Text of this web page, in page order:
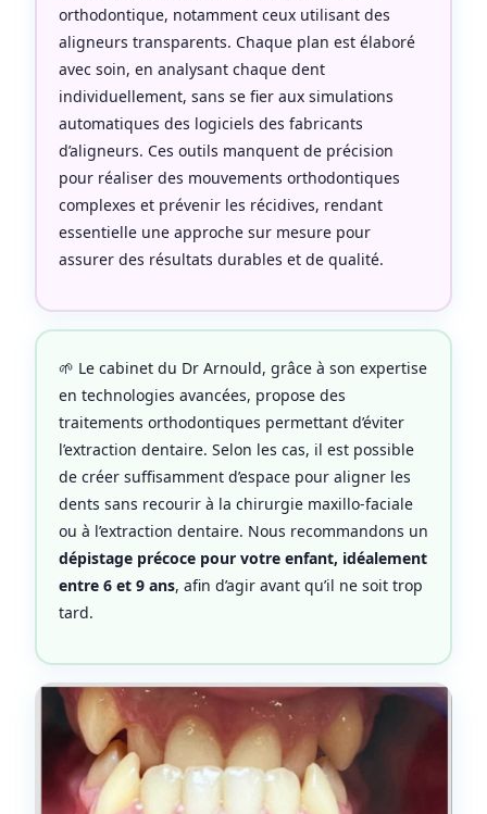
orthodontique, notamment ceux utilisant des
aligneurs transparents. Chaque plan est élaboré
avec soin, en analysant chaque dent
individuellement, sans se fier aux simulations
automatiques des logiciels des fabricants
d’aligneurs. Ces outils manquent de précision
pour réaliser des mouvements orthodontiques
complexes et prévenir les récidives, rendant
essentielle une approche sur mesure pour
assurer des résultats durables et de qualité.
🌱 Le cabinet du Dr Arnould, grâce à son expertise
en technologies avancées, propose des
traitements orthodontiques permettant d’éviter
l’extraction dentaire. Selon les cas, il est possible
de créer suffisamment d’espace pour aligner les
dents sans recourir à la chirurgie maxillo-faciale
ou à l’extraction dentaire. Nous recommandons un
dépistage précoce pour votre enfant, idéalement
entre 6 et 9 ans, afin d’agir avant qu’il ne soit trop
tard.